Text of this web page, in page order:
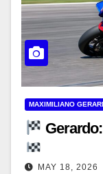
MAXIMILIANO
MAY 18, 2026